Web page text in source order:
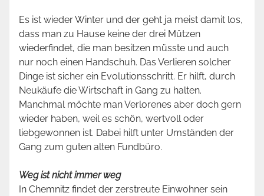
Es ist wieder Winter und der geht ja meist damit los,
dass man zu Hause keine der drei Mützen
wiederfindet, die man besitzen müsste und auch
nur noch einen Handschuh. Das Verlieren solcher
Dinge ist sicher ein Evolutionsschritt. Er hilft, durch
Neukäufe die Wirtschaft in Gang zu halten.
Manchmal möchte man Verlorenes aber doch gern
wieder haben, weil es schön, wertvoll oder
liebgewonnen ist. Dabei hilft unter Umständen der
Gang zum guten alten Fundbüro.
Weg ist nicht immer weg
In Chemnitz findet der zerstreute Einwohner sein